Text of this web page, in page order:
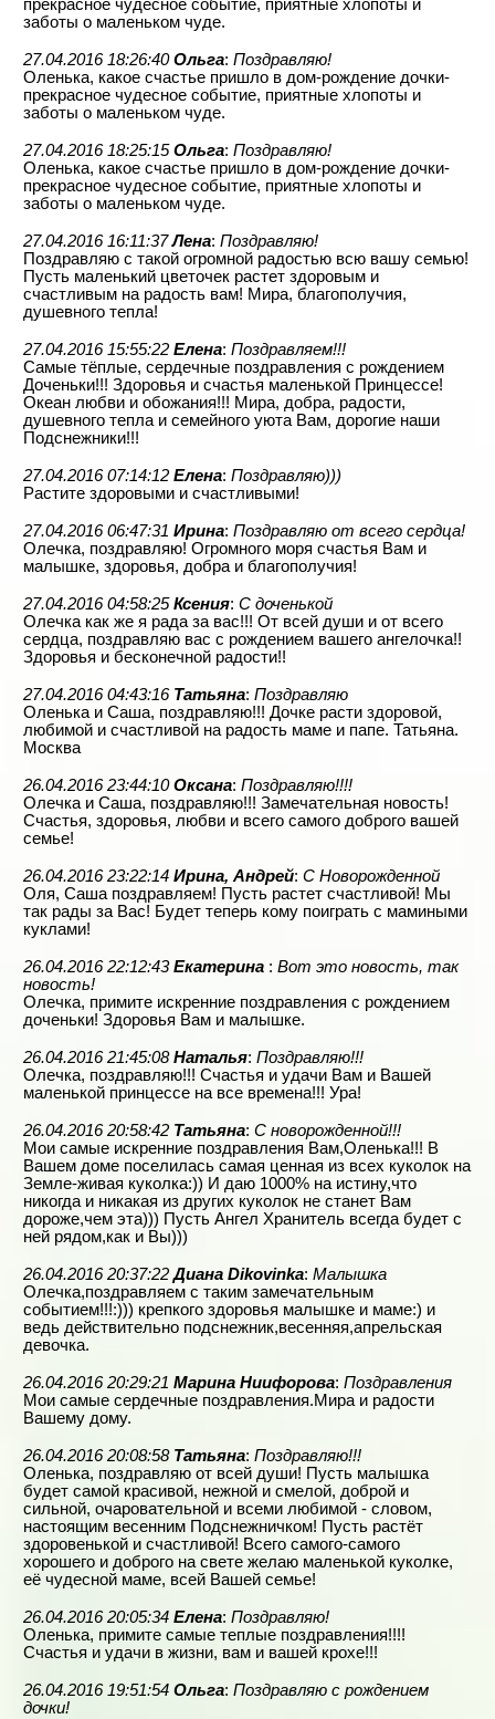
прекрасное чудесное событие, приятные хлопоты и
заботы о маленьком чуде.
27.04.2016 18:26:40 Ольга: Поздравляю!
Оленька, какое счастье пришло в дом-рождение дочки-
прекрасное чудесное событие, приятные хлопоты и
заботы о маленьком чуде.
27.04.2016 18:25:15 Ольга: Поздравляю!
Оленька, какое счастье пришло в дом-рождение дочки-
прекрасное чудесное событие, приятные хлопоты и
заботы о маленьком чуде.
27.04.2016 16:11:37 Лена: Поздравляю!
Поздравляю с такой огромной радостью всю вашу семью!
Пусть маленький цветочек растет здоровым и
счастливым на радость вам! Мира, благополучия,
душевного тепла!
27.04.2016 15:55:22 Елена: Поздравляем!!!
Самые тёплые, сердечные поздравления с рождением
Доченьки!!! Здоровья и счастья маленькой Принцессе!
Океан любви и обожания!!! Мира, добра, радости,
душевного тепла и семейного уюта Вам, дорогие наши
Подснежники!!!
27.04.2016 07:14:12 Елена: Поздравляю)))
Растите здоровыми и счастливыми!
27.04.2016 06:47:31 Ирина: Поздравляю от всего сердца!
Олечка, поздравляю! Огромного моря счастья Вам и
малышке, здоровья, добра и благополучия!
27.04.2016 04:58:25 Ксения: С доченькой
Олечка как же я рада за вас!!! От всей души и от всего
сердца, поздравляю вас с рождением вашего ангелочка!!
Здоровья и бесконечной радости!!
27.04.2016 04:43:16 Татьяна: Поздравляю
Оленька и Саша, поздравляю!!! Дочке расти здоровой,
любимой и счастливой на радость маме и папе. Татьяна.
Москва
26.04.2016 23:44:10 Оксана: Поздравляю!!!!
Олечка и Саша, поздравляю!!! Замечательная новость!
Счастья, здоровья, любви и всего самого доброго вашей
семье!
26.04.2016 23:22:14 Ирина, Андрей: С Новорожденной
Оля, Саша поздравляем! Пусть растет счастливой! Мы
так рады за Вас! Будет теперь кому поиграть с мамиными
куклами!
26.04.2016 22:12:43 Екатерина : Вот это новость, так
новость!
Олечка, примите искренние поздравления с рождением
доченьки! Здоровья Вам и малышке.
26.04.2016 21:45:08 Наталья: Поздравляю!!!
Олечка, поздравляю!!! Счастья и удачи Вам и Вашей
маленькой принцессе на все времена!!! Ура!
26.04.2016 20:58:42 Татьяна: С новорожденной!!!
Мои самые искренние поздравления Вам,Оленька!!! В
Вашем доме поселилась самая ценная из всех куколок на
Земле-живая куколка:)) И даю 1000% на истину,что
никогда и никакая из других куколок не станет Вам
дороже,чем эта))) Пусть Ангел Хранитель всегда будет с
ней рядом,как и Вы)))
26.04.2016 20:37:22 Диана Dikovinka: Малышка
Олечка,поздравляем с таким замечательным
событием!!!:))) крепкого здоровья малышке и маме:) и
ведь действительно подснежник,весенняя,апрельская
девочка.
26.04.2016 20:29:21 Марина Ниифорова: Поздравления
Мои самые сердечные поздравления.Мира и радости
Вашему дому.
26.04.2016 20:08:58 Татьяна: Поздравляю!!!
Оленька, поздравляю от всей души! Пусть малышка
будет самой красивой, нежной и смелой, доброй и
сильной, очаровательной и всеми любимой - словом,
настоящим весенним Подснежничком! Пусть растёт
здоровенькой и счастливой! Всего самого-самого
хорошего и доброго на свете желаю маленькой куколке,
её чудесной маме, всей Вашей семье!
26.04.2016 20:05:34 Елена: Поздравляю!
Оленька, примите самые теплые поздравления!!!!
Счастья и удачи в жизни, вам и вашей крохе!!!
26.04.2016 19:51:54 Ольга: Поздравляю с рождением
дочки!